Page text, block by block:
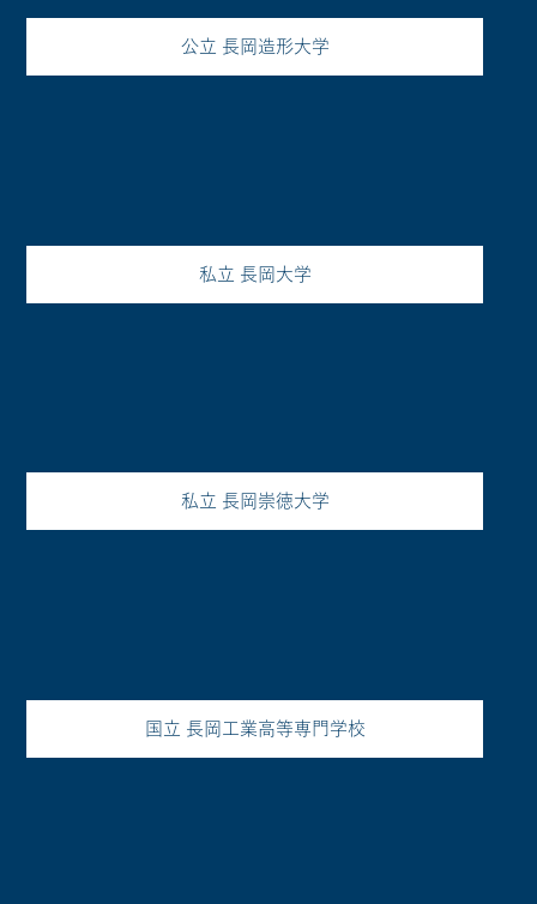
公立 長岡造形大学
私立 長岡大学
私立 長岡崇徳大学
国立 長岡工業高等専門学校